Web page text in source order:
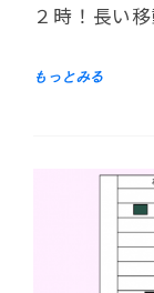
２時！長い